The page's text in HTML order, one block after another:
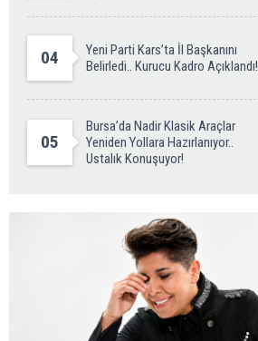
04
Yeni Parti Kars’ta İl Başkanını
Belirledi.. Kurucu Kadro Açıklandı!
05
Bursa’da Nadir Klasik Araçlar
Yeniden Yollara Hazırlanıyor..
Ustalık Konuşuyor!